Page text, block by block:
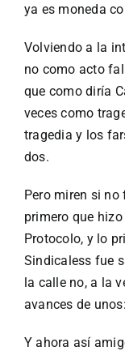
ya es moneda
Volviendo a la
no como acto
que como diría
veces como
tragedia y los
dos.
Pero miren si
primero que
Protocolo, y lo
Sindicaless fue
la calle no, a la
avances de
Y ahora así